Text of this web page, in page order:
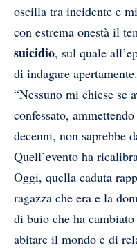
oscilla tra incidente e
con estrema onestà il
suicidio, sul quale
di indagare apertamente.
“Nessuno mi chiese se
confessato,
decenni, non saprebbe
Quell’evento ha
Oggi, quella caduta
ragazza che era e la
di buio che ha
abitare il mondo e di